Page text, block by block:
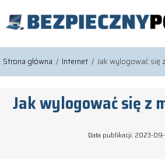
Strona główna / Internet / Jak wylogować się
Jak wylogować się z
Data publikacji: 2023-